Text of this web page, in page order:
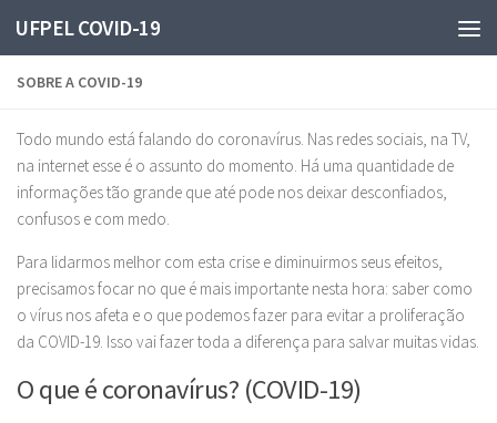
Skip to content
UFPEL COVID-19
SOBRE A COVID-19
Todo mundo está falando do coronavírus. Nas redes sociais, na TV,
na internet esse é o assunto do momento. Há uma quantidade de
informações tão grande que até pode nos deixar desconfiados,
confusos e com medo.
Para lidarmos melhor com esta crise e diminuirmos seus efeitos,
precisamos focar no que é mais importante nesta hora: saber como
o vírus nos afeta e o que podemos fazer para evitar a proliferação
da COVID-19. Isso vai fazer toda a diferença para salvar muitas vidas.
O que é coronavírus? (COVID-19)